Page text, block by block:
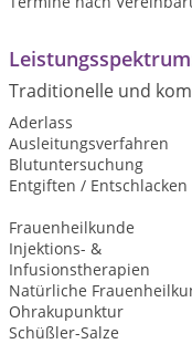
Traditionelle und
Aderlass
Ausleitungsverfahren
Blutuntersuchung
Entgiften / Entschlacken
Frauenheilkunde
Injektions- &
Infusionstherapien
Natürliche
Ohrakupunktur
Schüßler-Salze